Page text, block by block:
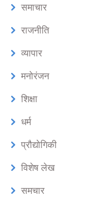
समाचार
राजनीति
व्यापार
मनोरंजन
शिक्षा
धर्म
प्रौद्योगिकी
विशेष लेख
समचार